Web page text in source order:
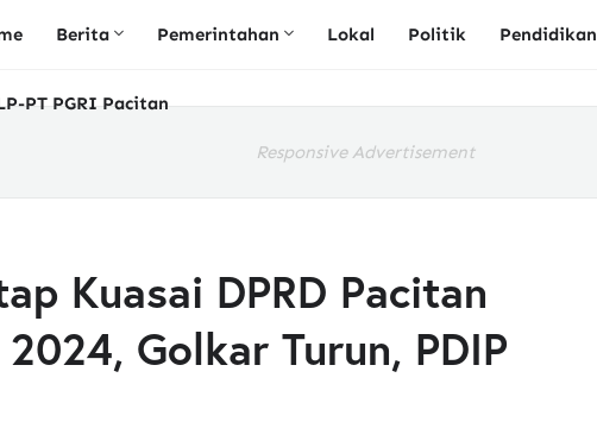
Berita Pemerintahan Lokal Politik Pendidikan
PT PGRI Pacitan
Responsive Advertisement
Kuasai DPRD Pacitan
Golkar Turun, PDIP